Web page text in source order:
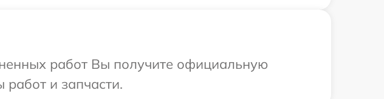
работ Вы получите официальную
и запчасти.